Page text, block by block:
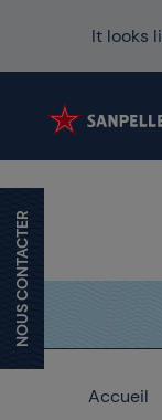
It looks
Accueil
NOUS CONTACTER